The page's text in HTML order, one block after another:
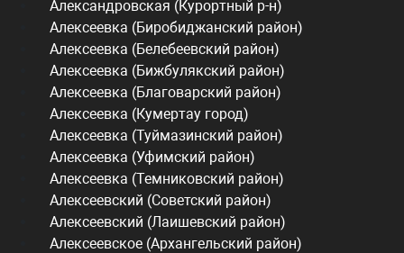
Александровская (Курортный р-н)
Алексеевка (Биробиджанский район)
Алексеевка (Белебеевский район)
Алексеевка (Бижбулякский район)
Алексеевка (Благоварский район)
Алексеевка (Кумертау город)
Алексеевка (Туймазинский район)
Алексеевка (Уфимский район)
Алексеевка (Темниковский район)
Алексеевский (Советский район)
Алексеевский (Лаишевский район)
Алексеевское (Архангельский район)